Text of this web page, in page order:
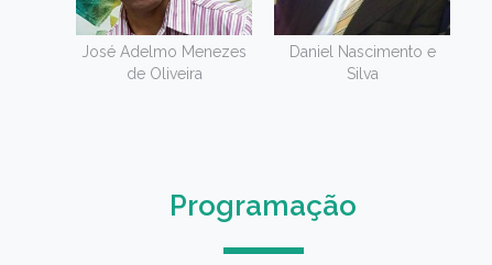
José Adelmo Menezes
de Oliveira
Daniel Nascimento e
Silva
Programação